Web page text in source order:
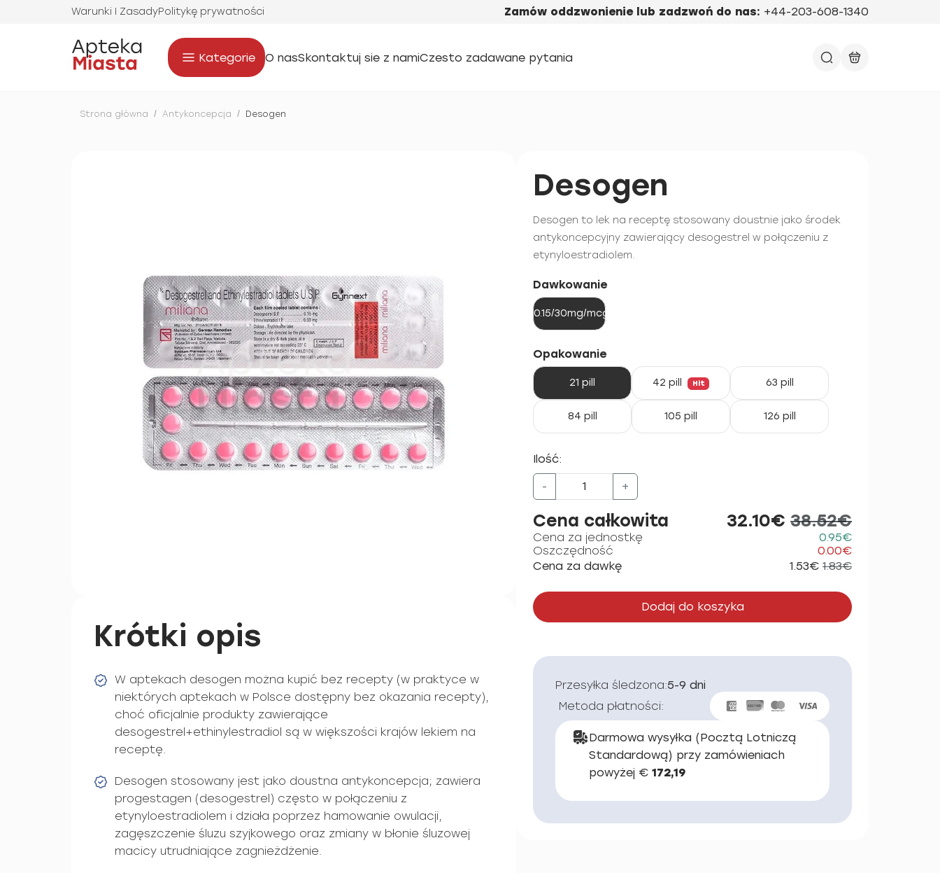
Warunki I ZasadyPolitykę prywatności Zamów oddzwonienie lub zadzwoń do nas: +44-203-608-1340
Kategorie O nasSkontaktuj sie z namiCzesto zadawane pytania
Strona główna / Antykoncepcja / Desogen
Krótki opis
W aptekach desogen można kupić bez recepty (w praktyce w
niektórych aptekach w Polsce dostępny bez okazania recepty),
choć oficjalnie produkty zawierające
desogestrel+ethinylestradiol są w większości krajów lekiem na
receptę.
Desogen stosowany jest jako doustna antykoncepcja; zawiera
progestagen (desogestrel) często w połączeniu z
etynyloestradiolem i działa poprzez hamowanie owulacji,
zagęszczenie śluzu szyjkowego oraz zmiany w błonie śluzowej
macicy utrudniające zagnieżdżenie.
Desogen
Desogen to lek na receptę stosowany doustnie jako środek
antykoncepcyjny zawierający desogestrel w połączeniu z
etynyloestradiolem.
Dawkowanie
0.15/30mg/mcg
Opakowanie
21 pill 42 pill Hit 63 pill
84 pill 105 pill 126 pill
Ilość:
- +
Cena całkowita 32.10€ 38.52€
Cena za jednostkę
0.95€
Oszczędność
0.00€
Cena za dawkę
1.53€ 1.83€
Dodaj do koszyka
Przesyłka śledzona:5-9 dni
Metoda płatności:
Darmowa wysyłka (Pocztą Lotniczą
Standardową) przy zamówieniach
powyżej € 172,19